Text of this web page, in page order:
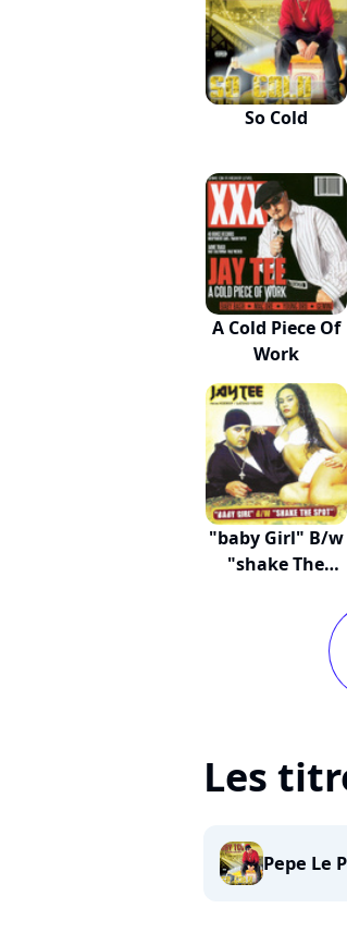
So Cold
A Cold Piece Of
Work
"baby Girl" B/w
"shake The
Les
Pepe Le